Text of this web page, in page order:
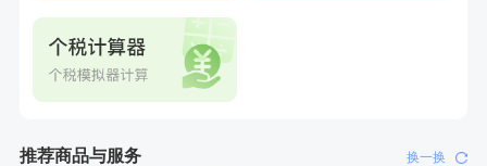
推荐商品与服务 换一换